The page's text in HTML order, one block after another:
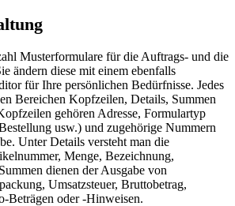
Musterformulare für die Auftrags- und die
ändern diese mit einem ebenfalls
für Ihre persönlichen Bedürfnisse. Jedes
Bereichen Kopfzeilen, Details, Summen
gehören Adresse, Formulartyp
usw.) und zugehörige Nummern
Unter Details versteht man die
Menge, Bezeichnung,
dienen der Ausgabe von
Umsatzsteuer, Bruttobetrag,
Beträgen oder -Hinweisen.